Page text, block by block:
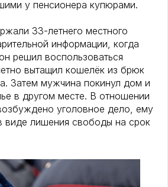
у пенсионера купюрами.
33-летнего местного
информации, когда
решил воспользоваться
вытащил кошелёк из брюк
Затем мужчина покинул дом и
в другом месте. В отношении
уголовное дело, ему
виде лишения свободы на срок